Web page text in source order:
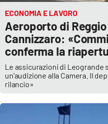
ECONOMIA E LAVORO
Aeroporto di
Cannizzaro:
conferma la
Le assicurazioni di Leogrande
un'audizione alla Camera. Il
rilancio»